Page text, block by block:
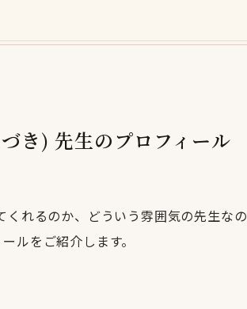
き) 先生のプロフィール
くれるのか、どういう雰囲気の先生なの
ルをご紹介します。